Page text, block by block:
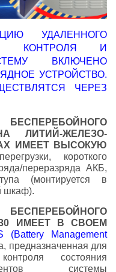
УДАЛЕННОГО
КОНТРОЛЯ И
ВКЛЮЧЕНО
УСТРОЙСТВО.
ЧЕРЕЗ
ЛИТИЙ-ЖЕЛЕЗО-
ИМЕЕТ ВЫСОКУЮ
короткого
переразряда АКБ,
(монтируется в
шкаф).
30 ИМЕЕТ В СВОЕМ
(Battery Management
предназначенная для
состояния
системы